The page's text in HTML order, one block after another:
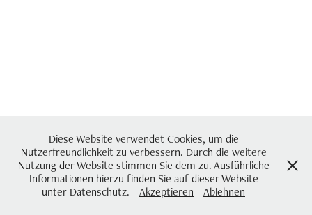
Diese Website verwendet Cookies, um die
Nutzerfreundlichkeit zu verbessern. Durch die weitere
Nutzung der Website stimmen Sie dem zu. Ausführliche
Informationen hierzu finden Sie auf dieser Website
unter Datenschutz.
Akzeptieren Ablehnen